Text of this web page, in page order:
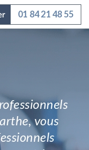
01 84 21 48 55
vous